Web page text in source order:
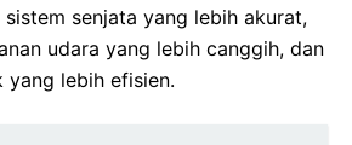
sistem senjata yang lebih akurat,
udara yang lebih canggih, dan
yang lebih efisien.